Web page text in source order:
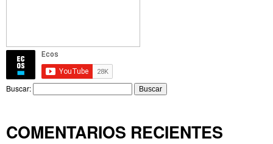
Buscar:
COMENTARIOS RECIENTES